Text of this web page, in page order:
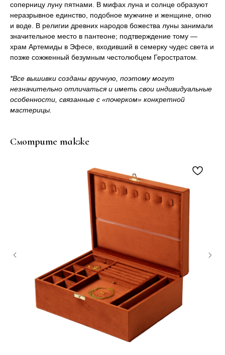
соперницу луну пятнами. В мифах луна и солнце образуют
неразрывное единство, подобное мужчине и женщине, огню
и воде. В религии древних народов божества луны занимали
значительное место в пантеоне; подтверждение тому —
храм Артемиды в Эфесе, входивший в семерку чудес света и
позже со­жженный безумным честолюбцем Герос­тратом.
*Все вышивки созданы вручную, поэтому могут
незначительно отличаться и иметь свои индивидуальные
особенности, связанные с «почерком» конкретной
мастерицы.
Смотрите также